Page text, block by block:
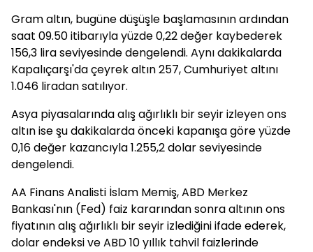
Gram altın, bugüne düşüşle başlamasının ardından
saat 09.50 itibarıyla yüzde 0,22 değer kaybederek
156,3 lira seviyesinde dengelendi. Aynı dakikalarda
Kapalıçarşı'da çeyrek altın 257, Cumhuriyet altını
1.046 liradan satılıyor.
Asya piyasalarında alış ağırlıklı bir seyir izleyen ons
altın ise şu dakikalarda önceki kapanışa göre yüzde
0,16 değer kazancıyla 1.255,2 dolar seviyesinde
dengelendi.
AA Finans Analisti İslam Memiş, ABD Merkez
Bankası'nın (Fed) faiz kararından sonra altının ons
fiyatının alış ağırlıklı bir seyir izlediğini ifade ederek,
dolar endeksi ve ABD 10 yıllık tahvil faizlerinde